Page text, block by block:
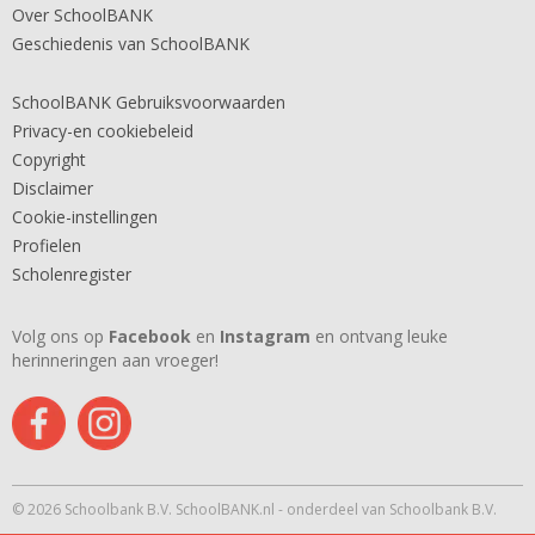
Over SchoolBANK
Geschiedenis van SchoolBANK
SchoolBANK Gebruiksvoorwaarden
Privacy-en cookiebeleid
Copyright
Disclaimer
Cookie-instellingen
Profielen
Scholenregister
Volg ons op Facebook en Instagram en ontvang leuke
herinneringen aan vroeger!
© 2026 Schoolbank B.V. SchoolBANK.nl - onderdeel van Schoolbank B.V.